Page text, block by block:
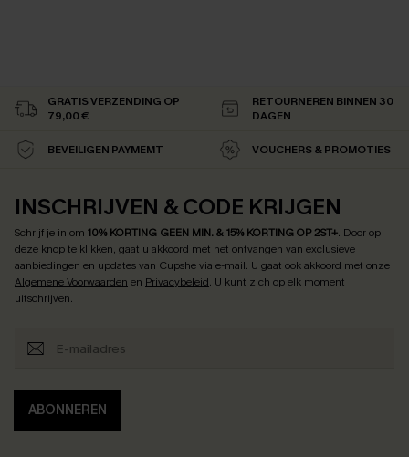
GRATIS VERZENDING OP
79,00 €
RETOURNEREN BINNEN 30
DAGEN
BEVEILIGEN PAYMEMT VOUCHERS & PROMOTIES
INSCHRIJVEN & CODE KRIJGEN
Schrijf je in om 10% KORTING GEEN MIN. & 15% KORTING OP 2ST+. Door op
deze knop te klikken, gaat u akkoord met het ontvangen van exclusieve
aanbiedingen en updates van Cupshe via e-mail. U gaat ook akkoord met onze
Algemene Voorwaarden en Privacybeleid. U kunt zich op elk moment
uitschrijven.
ABONNEREN